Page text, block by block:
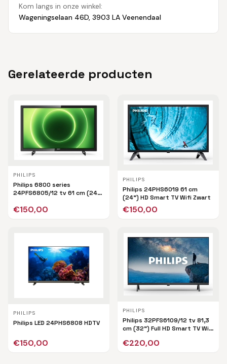
Kom langs in onze winkel:
Wageningselaan 46D, 3903 LA Veenendaal
Gerelateerde producten
PHILIPS
Philips 6800 series
24PFS6805/12 tv 61 cm (24")
€150,00
PHILIPS
Philips 24PHS6019 61 cm
(24") HD Smart TV Wifi Zwart
€150,00
PHILIPS
Philips LED 24PHS6808 HDTV
€150,00
PHILIPS
Philips 32PFS6109/12 tv 81,3
cm (32") Full HD Smart TV Wifi
€220,00